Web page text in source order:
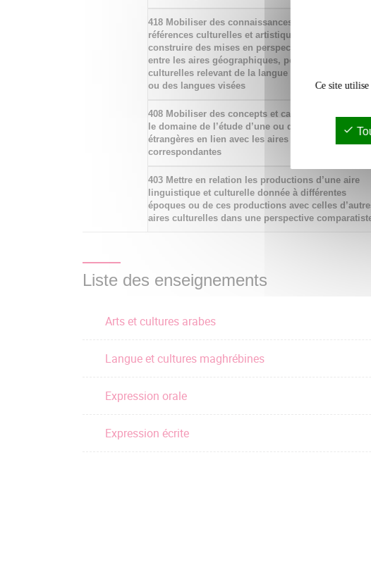
418 Mobiliser des connaissances historiques, des
références culturelles et artistiques permettant de
construire des mises en perspective et des
entre les aires géographiques, politiques et
culturelles relevant de la langue maternelle et de la
ou des langues visées
408 Mobiliser des concepts et cadres théoriques
le domaine de l’étude d’une ou de plusieurs
étrangères en lien avec les aires socio-culturelles
correspondantes
403 Mettre en relation les productions d’une aire
linguistique et culturelle donnée à différentes
époques ou de ces productions avec celles
aires culturelles dans une perspective
Liste des enseignements
Arts et cultures arabes
Langue et cultures maghrébines
Expression orale
Expression écrite
Ce site utilise